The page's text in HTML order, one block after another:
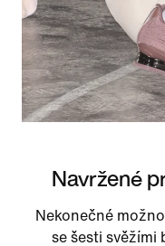
Navržené
Nekonečné
se šesti svěžími